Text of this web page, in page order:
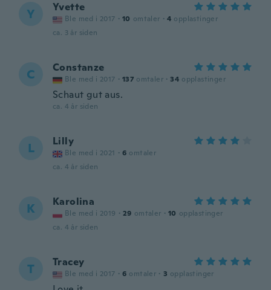
Y Yvette
Ble med i 2017 · 10 omtaler · 4 opplastinger
ca. 3 år siden
C Constanze
Ble med i 2017 · 137 omtaler · 34 opplastinger
Schaut gut aus.
ca. 4 år siden
L Lilly
Ble med i 2021 · 6 omtaler
ca. 4 år siden
K Karolina
Ble med i 2019 · 29 omtaler · 10 opplastinger
ca. 4 år siden
T Tracey
Ble med i 2017 · 6 omtaler · 3 opplastinger